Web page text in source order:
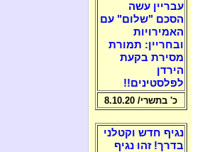
עבריין עשה
הסכם "שלום" עם
האמירויות
ובחריין: תמורת
מסירת בקעת
הירדן
לפלסטינים!!
כ' בתשרי/ 8.10.20
נגיף חדש וקטלני
בדרך! זהו נגיף